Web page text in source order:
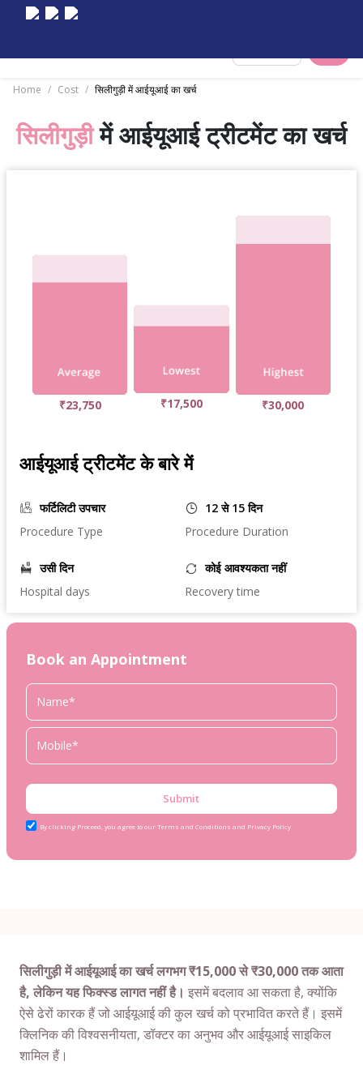
Home / Cost / सिलीगुड़ी में आईयूआई का खर्च
सिलीगुड़ीमें आईयूआई ट्रीटमेंट का खर्च
₹23,750 ₹17,500 ₹30,000
आईयूआई ट्रीटमेंट के बारे में
फर्टिलिटी उपचार
Procedure Type
12 से 15 दिन
Procedure Duration
उसी दिन
Hospital days
कोई आवश्यकता नहीं
Recovery time
Book an Appointment
Submit
By clicking Proceed, you agree to our Terms and Conditions and Privacy Policy
सिलीगुड़ी में आईयूआई का खर्च लगभग ₹15,000 से ₹30,000 तक आता
है, लेकिन यह फिक्स्ड लागत नहीं है। इसमें बदलाव आ सकता है, क्योंकि
ऐसे ढेरों कारक हैं जो आईयूआई की कुल खर्च को प्रभावित करते हैं। इसमें
क्लिनिक की विश्वसनीयता, डॉक्टर का अनुभव और आईयूआई साइकिल
शामिल हैं।